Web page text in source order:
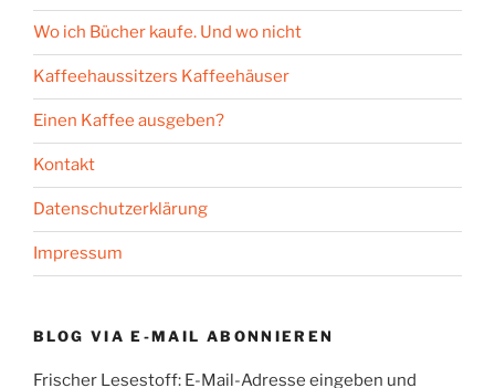
Wo ich Bücher kaufe. Und wo nicht
Kaffeehaussitzers Kaffeehäuser
Einen Kaffee ausgeben?
Kontakt
Datenschutzerklärung
Impressum
BLOG VIA E-MAIL ABONNIEREN
Frischer Lesestoff: E-Mail-Adresse eingeben und